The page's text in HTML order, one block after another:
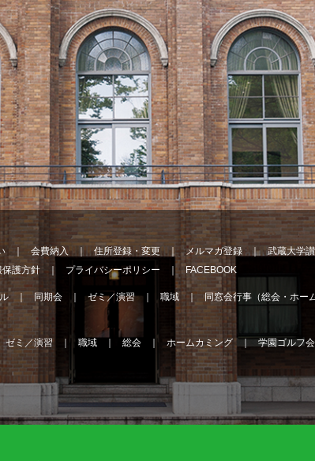
会費納入 住所登録・変更 メルマガ登録 武蔵大学
保護方針 プライバシーポリシー FACEBOOK
同期会 ゼミ／演習 職域
同窓会行事（総会・ホー
ゼミ／演習 職域 総会 ホームカミング 学園ゴルフ会